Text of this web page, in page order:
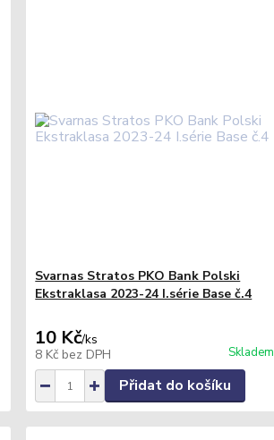
Svarnas Stratos PKO Bank Polski
Ekstraklasa 2023-24 I.série Base č.4
10 Kč/ks
8 Kč bez DPH Skladem
Přidat do košíku